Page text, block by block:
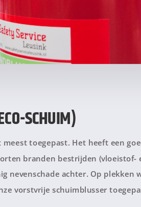
SCHUIM)
toegepast. Het heeft een
branden bestrijden (vloeistof-
nevenschade achter. Op plekken
vorstvrije schuimblusser